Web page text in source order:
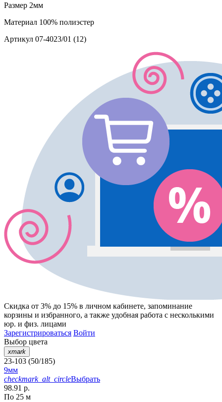
Размер 2мм
Материал 100% полиэстер
Артикул 07-4023/01 (12)
Скидка от 3% до 15% в личном кабинете, запоминание
корзины и избранного, а также удобная работа с несколькими
юр. и физ. лицами
Зарегистрироваться Войти
Выбор цвета
xmark
23-103 (50/185)
9мм
checkmark_alt_circleВыбрать
98.91 р.
По 25 м